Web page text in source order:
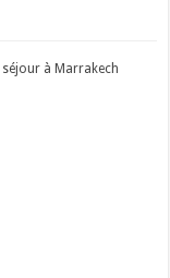
à Marrakech